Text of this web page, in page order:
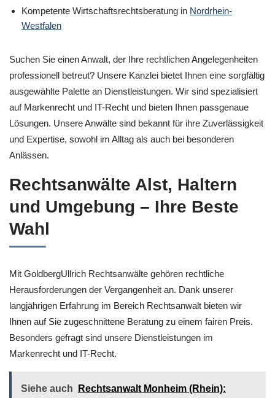
Kompetente Wirtschaftsrechtsberatung in Nordrhein-
Westfalen
Suchen Sie einen Anwalt, der Ihre rechtlichen Angelegenheiten
professionell betreut? Unsere Kanzlei bietet Ihnen eine sorgfältig
ausgewählte Palette an Dienstleistungen. Wir sind spezialisiert
auf Markenrecht und IT-Recht und bieten Ihnen passgenaue
Lösungen. Unsere Anwälte sind bekannt für ihre Zuverlässigkeit
und Expertise, sowohl im Alltag als auch bei besonderen
Anlässen.
Rechtsanwälte Alst, Haltern
und Umgebung – Ihre Beste
Wahl
Mit GoldbergUllrich Rechtsanwälte gehören rechtliche
Herausforderungen der Vergangenheit an. Dank unserer
langjährigen Erfahrung im Bereich Rechtsanwalt bieten wir
Ihnen auf Sie zugeschnittene Beratung zu einem fairen Preis.
Besonders gefragt sind unsere Dienstleistungen im
Markenrecht und IT-Recht.
Siehe auch
Rechtsanwalt Monheim (Rhein):